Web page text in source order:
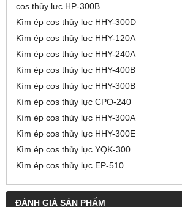
cos thủy lực HP-300B
Kìm ép cos thủy lực HHY-300D
Kìm ép cos thủy lực HHY-120A
Kìm ép cos thủy lực HHY-240A
Kìm ép cos thủy lực HHY-400B
Kìm ép cos thủy lực HHY-300B
Kìm ép cos thủy lực CPO-240
Kìm ép cos thủy lực HHY-300A
Kìm ép cos thủy lực HHY-300E
Kìm ép cos thủy lực YQK-300
Kìm ép cos thủy lực EP-510
ĐÁNH GIÁ SẢN PHẨM